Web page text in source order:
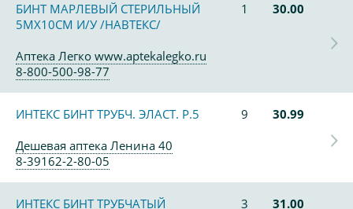
БИНТ МАРЛЕВЫЙ СТЕРИЛЬНЫЙ
5МХ10СМ И/У /НАВТЕКС/
1 30.00
Аптека Легко www.aptekalegko.ru
8-800-500-98-77
ИНТЕКС БИНТ ТРУБЧ. ЭЛАСТ. Р.5 9
30.99
Дешевая аптека Ленина 40
8-39162-2-80-05
ИНТЕКС БИНТ ТРУБЧАТЫЙ 3 31.00